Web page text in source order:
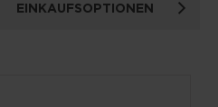
EINKAUFSOPTIONEN